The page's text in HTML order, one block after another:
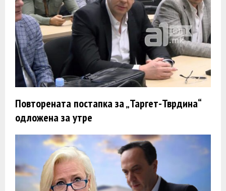
Повторената постапка за „Таргет-Тврдина“
одложена за утре